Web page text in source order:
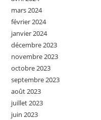
mars 2024
février 2024
janvier 2024
décembre 2023
novembre 2023
octobre 2023
septembre 2023
août 2023
juillet 2023
juin 2023